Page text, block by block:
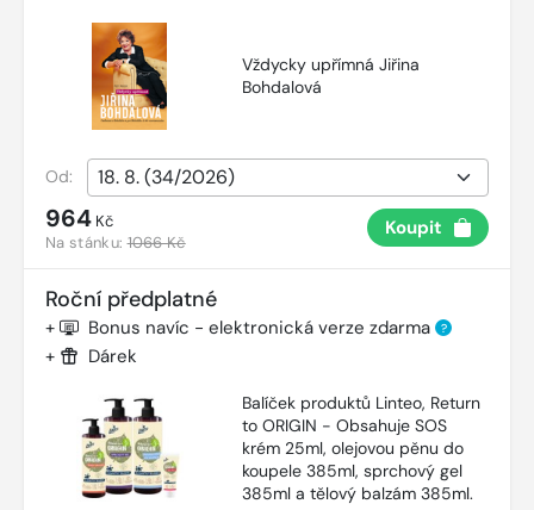
Vždycky upřímná Jiřina
Bohdalová
Od:
964 Kč
Na stánku:1066 Kč
Koupit
Roční předplatné
+ Bonus navíc - elektronická verze zdarma ?
+ Dárek
Balíček produktů Linteo, Return
to ORIGIN - Obsahuje SOS
krém 25ml, olejovou pěnu do
koupele 385ml, sprchový gel
385ml a tělový balzám 385ml.